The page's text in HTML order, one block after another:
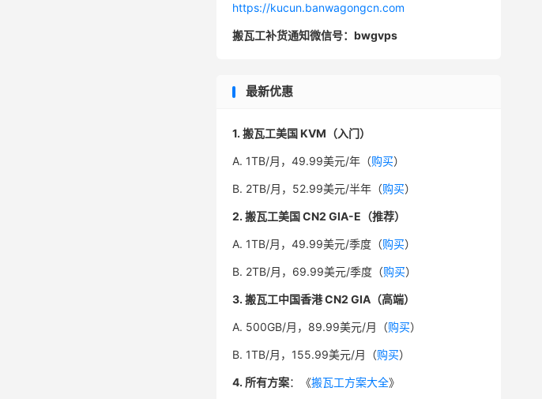
https://kucun.banwagongcn.com
搬瓦工补货通知微信号：bwgvps
最新优惠
1. 搬瓦工美国 KVM（入门）
A. 1TB/月，49.99美元/年（购买）
B. 2TB/月，52.99美元/半年（购买）
2. 搬瓦工美国 CN2 GIA-E（推荐）
A. 1TB/月，49.99美元/季度（购买）
B. 2TB/月，69.99美元/季度（购买）
3. 搬瓦工中国香港 CN2 GIA（高端）
A. 500GB/月，89.99美元/月（购买）
B. 1TB/月，155.99美元/月（购买）
4. 所有方案：《搬瓦工方案大全》